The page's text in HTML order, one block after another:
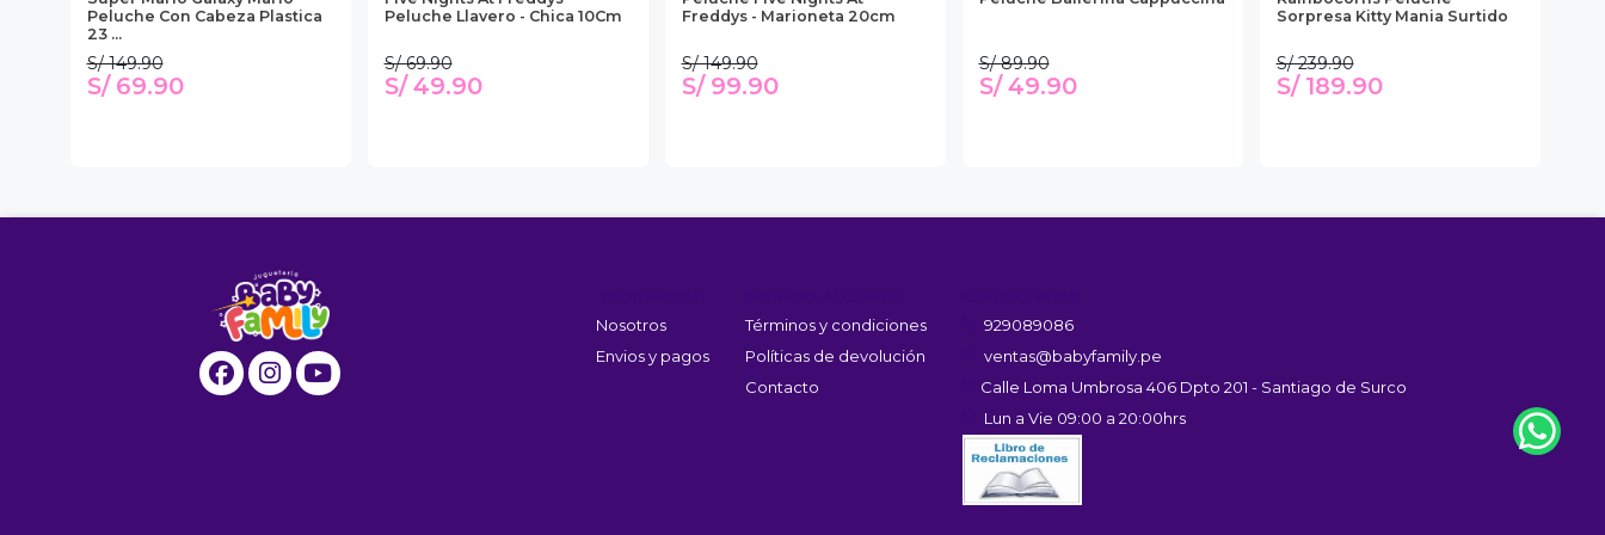
Peluche Con Cabeza Plastica
23 ...
S/ 149.90
S/ 69.90
Peluche Llavero - Chica 10Cm
S/ 69.90
S/ 49.90
Freddys - Marioneta 20cm
S/ 149.90
S/ 99.90
S/ 89.90
S/ 49.90
Sorpresa Kitty Mania Surtido
S/ 239.90
S/ 189.90
Nosotros
Envios y pagos
Términos y condiciones
Políticas de devolución
Contacto
929089086
ventas@babyfamily.pe
Calle Loma Umbrosa 406 Dpto 201 - Santiago de Surco
Lun a Vie 09:00 a 20:00hrs